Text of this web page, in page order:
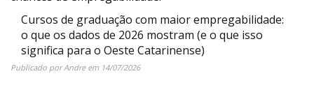
Cursos de graduação com maior empregabilidade:
o que os dados de 2026 mostram (e o que isso
significa para o Oeste Catarinense)
Publicado porAndreem 14/07/2026